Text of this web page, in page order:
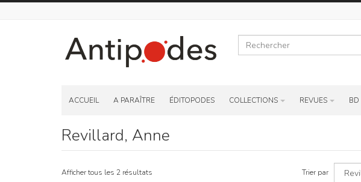
ACCUEIL A PARAÎTRE ÉDITOPODES COLLECTIONS REVUES BD
Revillard, Anne
Afficher tous les 2 résultats Trier par